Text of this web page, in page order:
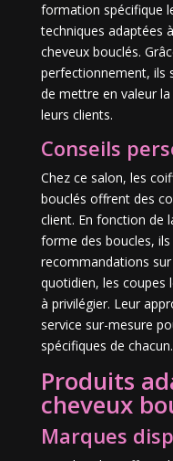
formation spécifique
techniques adaptées
cheveux bouclés.
perfectionnement, ils
de mettre en valeur
leurs clients.
Conseils
Chez ce salon, les
bouclés offrent des
client. En fonction de
forme des boucles,
recommandations
quotidien, les coupes
à privilégier. Leur
service sur-mesure
spécifiques de chacun.
Produits
cheveux
Marques